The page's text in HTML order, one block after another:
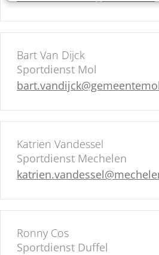
Bart Van Dijck
Sportdienst Mol
Katrien Vandessel
Sportdienst Mechelen
Ronny Cos
Sportdienst Duffel